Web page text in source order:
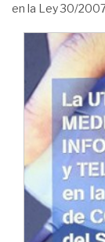
en la Ley 30/